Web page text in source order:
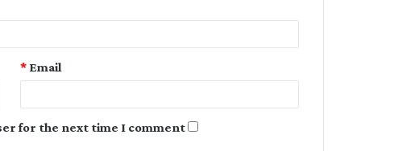
Email
*
for the next time I comment.